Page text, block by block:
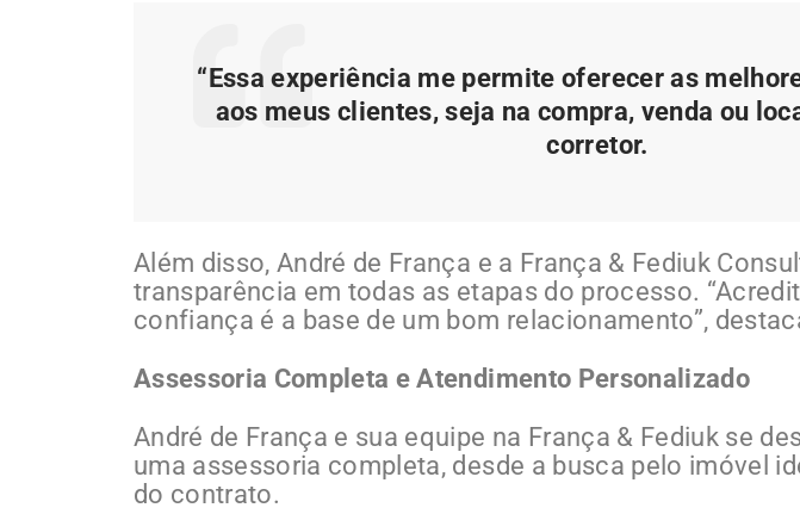
“Essa experiência me permite oferecer as
aos meus clientes, seja na compra, venda ou
corretor.
Além disso, André de França e a França & Fediuk
transparência em todas as etapas do processo.
confiança é a base de um bom relacionamento”,
Assessoria Completa e Atendimento Personalizado
André de França e sua equipe na França & Fediuk se
uma assessoria completa, desde a busca pelo imóvel
do contrato.